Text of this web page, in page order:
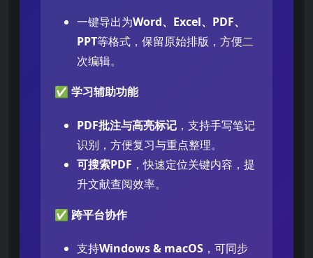
一键导出为Word、Excel、PDF、
PPT等格式，保留原始排版，方便二
次编辑。
✅ 学习辅助功能
PDF批注与高亮标记 ，支持手写笔记
识别，方便复习与重点整理。
可搜索PDF ，快速定位关键内容，提
升文献查阅效率。
✅ 跨平台协作
支持Windows & macOS ，可同步